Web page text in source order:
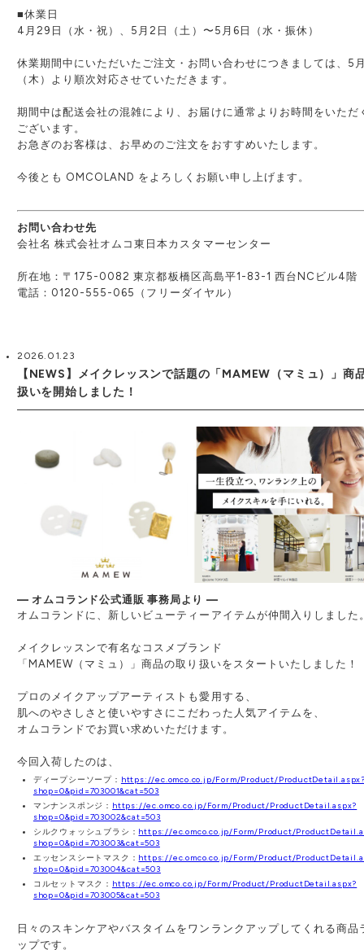
■休業日
4月29日（水・祝）、5月2日（土）〜5月6日（水・振休）
休業期間中にいただいたご注文・お問い合わせにつきましては、5
（木）より順次対応させていただきます。
期間中は配送会社の混雑により、お届けに通常よりお時間をいただ
ございます。
お急ぎのお客様は、お早めのご注文をおすすめいたします。
今後とも OMCOLAND をよろしくお願い申し上げます。
お問い合わせ先
会社名 株式会社オムコ東日本カスタマーセンター
所在地：〒175-0082 東京都板橋区高島平1-83-1 西台NCビル4階
電話：0120-555-065（フリーダイヤル）
2026.01.23
【NEWS】メイクレッスンで話題の「MAMEW（マミュ）」商
扱いを開始しました！
— オムコランド公式通販 事務局より —
オムコランドに、新しいビューティーアイテムが仲間入りしました
メイクレッスンで有名なコスメブランド
「MAMEW（マミュ）」商品の取り扱いをスタートいたしました！
プロのメイクアップアーティストも愛用する、
肌へのやさしさと使いやすさにこだわった人気アイテムを、
オムコランドでお買い求めいただけます。
今回入荷したのは、
ディープシーソープ： https://ec.omco.co.jp/Form/Product/
shop=0&pid=703001&cat=503
マンナンスポンジ： https://ec.omco.co.jp/Form/Product/ProductDetail.aspx?
shop=0&pid=703002&cat=503
シルクウォッシュブラシ： https://ec.omco.co.jp/Form/Product/
shop=0&pid=703003&cat=503
エッセンスシートマスク： https://ec.omco.co.jp/Form/Product/
shop=0&pid=703004&cat=503
コルセットマスク： https://ec.omco.co.jp/Form/Product/ProductDetail.aspx?
shop=0&pid=703005&cat=503
日々のスキンケアやバスタイムをワンランクアップしてくれる商品
ップです。